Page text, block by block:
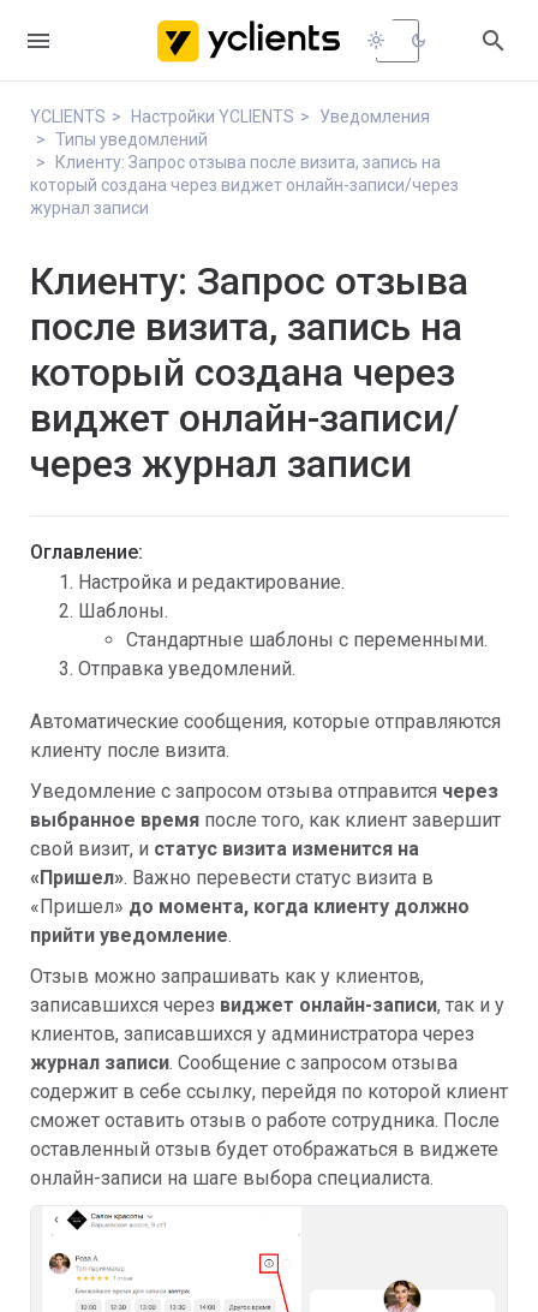
 light_mode dark_mode 
YCLIENTS Настройки YCLIENTS
Уведомления
Типы уведомлений
Клиенту: Запрос отзыва после визита, запись на
который создана через виджет онлайн-записи/через
журнал записи
Клиенту: Запрос отзыва
после визита, запись на
который создана через
виджет онлайн-записи/
через журнал записи
Оглавление:
Настройка и редактирование.
Шаблоны.
Стандартные шаблоны с переменными.
Отправка уведомлений.
Автоматические сообщения, которые отправляются
клиенту после визита.
Уведомление с запросом отзыва отправится через
выбранное время после того, как клиент завершит
свой визит, и статус визита изменится на
«Пришел». Важно перевести статус визита в
«Пришел» до момента, когда клиенту должно
прийти уведомление.
Отзыв можно запрашивать как у клиентов,
записавшихся через виджет онлайн-записи, так и у
клиентов, записавшихся у администратора через
журнал записи. Сообщение с запросом отзыва
содержит в себе ссылку, перейдя по которой клиент
сможет оставить отзыв о работе сотрудника. После
оставленный отзыв будет отображаться в виджете
онлайн-записи на шаге выбора специалиста.